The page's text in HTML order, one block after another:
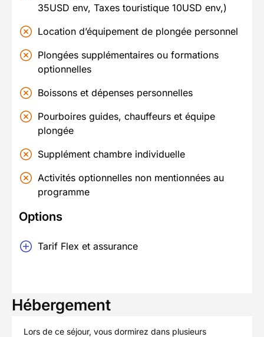
35USD env, Taxes touristique 10USD env,)
Location d’équipement de plongée personnel
Plongées supplémentaires ou formations
optionnelles
Boissons et dépenses personnelles
Pourboires guides, chauffeurs et équipe
plongée
Supplément chambre individuelle
Activités optionnelles non mentionnées au
programme
Options
Tarif Flex et assurance
Hébergement
Lors de ce séjour, vous dormirez dans plusieurs